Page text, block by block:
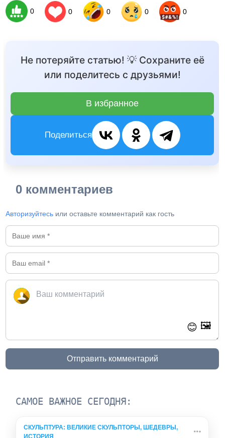
0 0 0 0 0
Не потеряйте статью! 💡 Сохраните её
или поделитесь с друзьями!
В избранное
Поделиться
0 комментариев
Авторизуйтесь или оставьте комментарий как гость
😊 🖼️
Отправить комментарий
САМОЕ ВАЖНОЕ СЕГОДНЯ:
СКУЛЬПТУРА: ВЕЛИКИЕ СКУЛЬПТОРЫ, ШЕДЕВРЫ,
ИСТОРИЯ